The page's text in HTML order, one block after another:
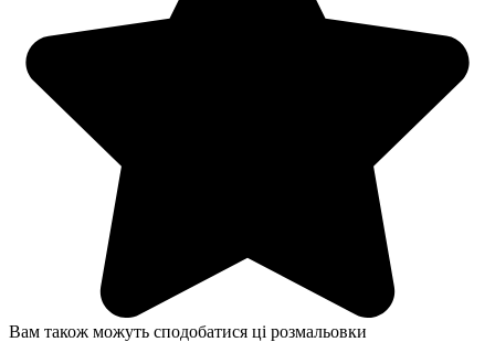
Вам також можуть сподобатися ці розмальовки